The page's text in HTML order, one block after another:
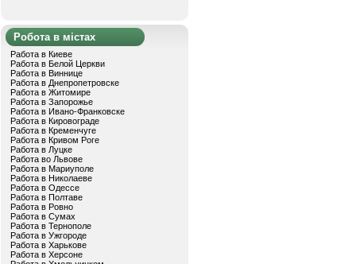
Робота в містах
Работа в Киеве
Работа в Белой Церкви
Работа в Виннице
Работа в Днепропетровске
Работа в Житомире
Работа в Запорожье
Работа в Ивано-Франковске
Работа в Кировограде
Работа в Кременчуге
Работа в Кривом Роге
Работа в Луцке
Работа во Львове
Работа в Мариуполе
Работа в Николаеве
Работа в Одессе
Работа в Полтаве
Работа в Ровно
Работа в Сумах
Работа в Тернополе
Работа в Ужгороде
Работа в Харькове
Работа в Херсоне